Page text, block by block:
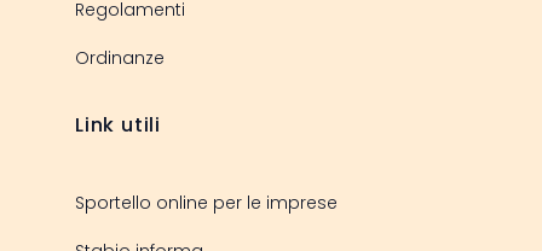
Regolamenti
Ordinanze
Link utili
Sportello online per le imprese